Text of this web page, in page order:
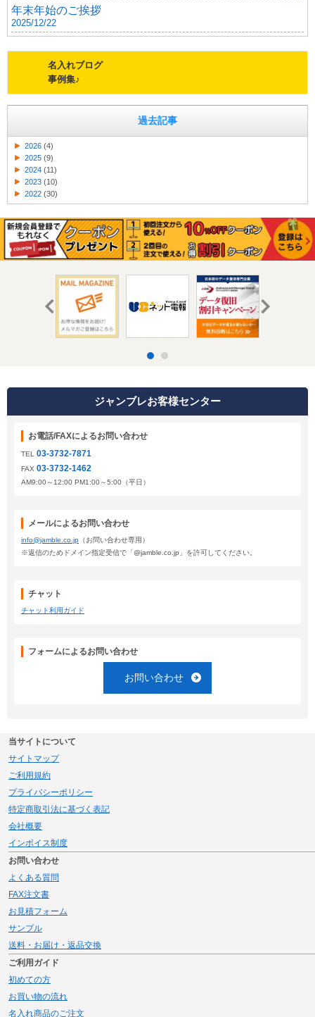
年末年始のご挨拶
2025/12/22
名入れブログ
事例集♪
過去記事
2026 (4)
2025 (9)
2024 (11)
2023 (10)
2022 (30)
ジャンブレお客様センター
お電話/FAXによるお問い合わせ
TEL 03-3732-7871
FAX 03-3732-1462
AM9:00～12:00 PM1:00～5:00（平日）
メールによるお問い合わせ
info@jamble.co.jp （お問い合わせ専用）
※返信のためドメイン指定受信で「@jamble.co.jp」を許可してください。
チャット
チャット利用ガイド
フォームによるお問い合わせ
お問い合わせ
当サイトについて
サイトマップ
ご利用規約
プライバシーポリシー
特定商取引法に基づく表記
会社概要
インボイス制度
お問い合わせ
よくある質問
FAX注文書
お見積フォーム
サンプル
送料・お届け・返品交換
ご利用ガイド
初めての方
お買い物の流れ
名入れ商品のご注文